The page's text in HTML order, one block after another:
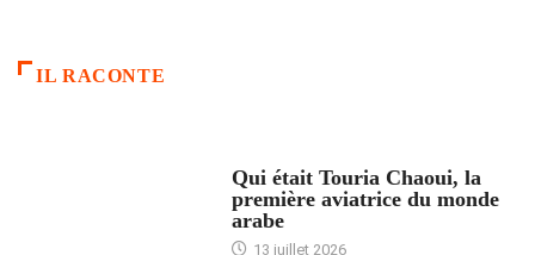
IL RACONTE
Qui était Touria Chaoui, la
première aviatrice du monde
arabe
13 juillet 2026